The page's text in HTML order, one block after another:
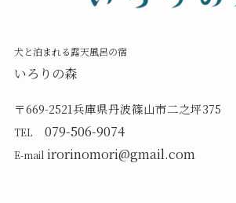
犬と泊まれる露天風呂の宿
いろりの森
〒669-2521兵庫県丹波篠山市二之坪375
TEL079-506-9074
E-mailirorinomori@gmail.com